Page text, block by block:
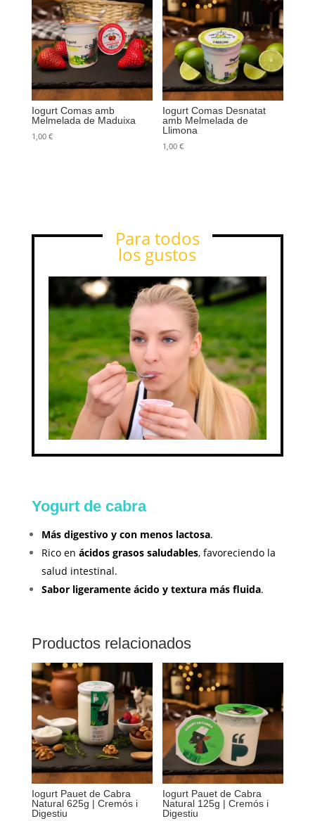
Iogurt Comas amb
Melmelada de Maduixa
1,00 €
Iogurt Comas Desnatat
amb Melmelada de
Llimona
1,00€
Para todos
los gustos
Yogurt de cabra
Más digestivo y con menos lactosa.
Rico en ácidos grasos saludables, favoreciendo la
salud intestinal.
Sabor ligeramente ácido y textura más fluida.
Productos relacionados
Iogurt Pauet de Cabra
Natural 625g | Cremós i
Digestiu
Iogurt Pauet de Cabra
Natural 125g | Cremós i
Digestiu